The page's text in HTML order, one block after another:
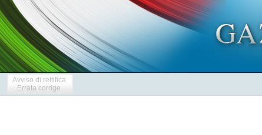
Avviso di rettifica
Errata corrige